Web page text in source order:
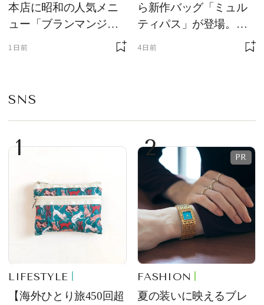
本店に昭和の人気メニ
ュー「ブランマンジ
ェ」「ダックワーズ」
1日前
ら新作バッグ「ミュル
ティパス」が登場。ミ
ニサイズもラインナッ
4日前
SNS
1
LIFESTYLE
【海外ひとり旅450回超
2
FASHION
夏の装いに映えるブレ